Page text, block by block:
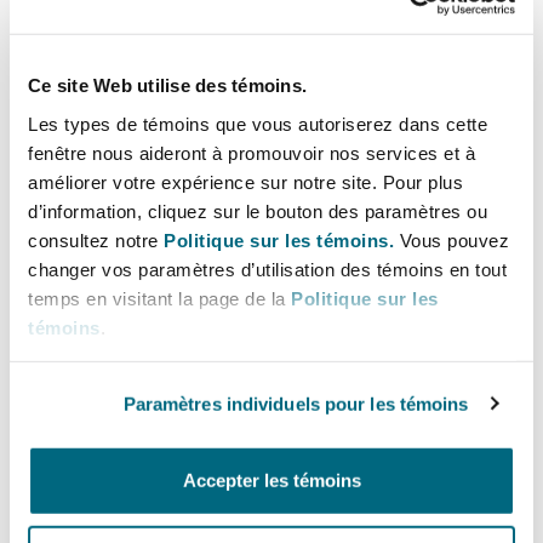
Ce site Web utilise des témoins.
Les types de témoins que vous autoriserez dans cette
fenêtre nous aideront à promouvoir nos services et à
améliorer votre expérience sur notre site. Pour plus
d’information, cliquez sur le bouton des paramètres ou
consultez notre Politique sur les témoins. Vous pouvez
changer vos paramètres d’utilisation des témoins en tout
temps en visitant la page de la Politique sur les
témoins
Paramètres individuels pour les témoins
Accepter les témoins
Droit aérien commercial
Droit réglementaire
Couverture d’assurance
Risques politiques et crédit
Responsabilité du fabricant
Assurance biens
Bator
Jersey
York
County
The St Botolph Building
Assurance et réassurance
Pratiques professionnelles
Services
Différends commerciaux